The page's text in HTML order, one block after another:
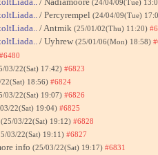
(24/04/09(Tue)
/ Percyrempel (24/04/09(Tue)
/ Antmik (25/01/02(Thu) 11:20)
/ Uyhrew (25/01/06(Mon) 18:58)
#6480
03/22(Sat) 17:42) #6823
18:56) #6824
03/22(Sat) 19:07) #6826
22(Sat) 19:04) #6825
(25/03/22(Sat) 19:12) #6828
03/22(Sat) 19:11) #6827
info (25/03/22(Sat) 19:17) #6831